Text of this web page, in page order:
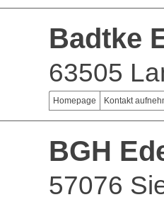
Badtke
63505
Homepage Kontakt
BGH
57076